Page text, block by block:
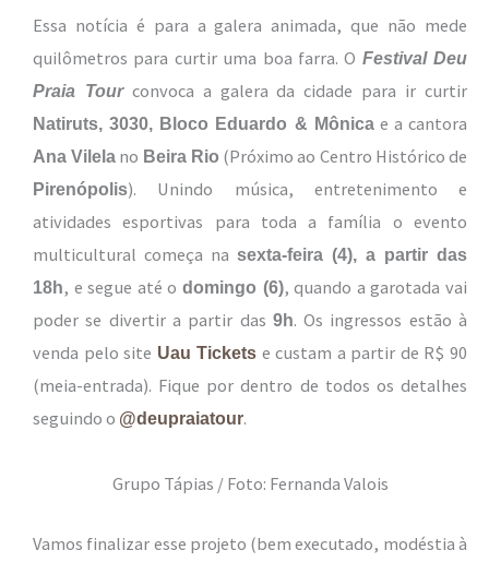
Essa notícia é para a galera animada, que não mede
quilômetros para curtir uma boa farra. O Festival Deu
Praia Tourconvoca a galera da cidade para ir curtir
Natiruts, 3030, Bloco Eduardo & Mônicae a cantora
Ana Vilela no Beira Rio (Próximo ao Centro Histórico de
Pirenópolis). Unindo música, entretenimento e
atividades esportivas para toda a família o evento
multicultural começa na sexta-feira (4), a partir das
18h, e segue até o domingo (6), quando a garotada vai
poder se divertir a partir das 9h. Os ingressos estão à
venda pelo site Uau Tickets e custam a partir de R$ 90
(meia-entrada). Fique por dentro de todos os detalhes
seguindo o @deupraiatour.
Grupo Tápias / Foto: Fernanda Valois
Vamos finalizar esse projeto (bem executado, modéstia à